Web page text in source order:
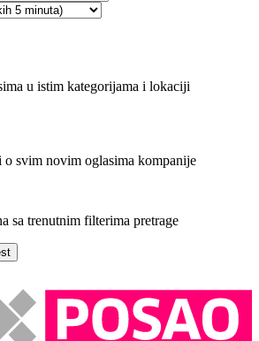
u istim kategorijama i lokaciji
svim novim oglasima kompanije
sa trenutnim filterima pretrage